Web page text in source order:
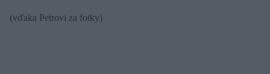
(vďaka Petrovi za fotky)